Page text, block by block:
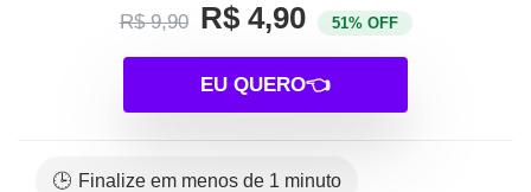
R$ 9,90 R$ 4,90 51% OFF
EU QUERO👈
🕒 Finalize em menos de 1 minuto